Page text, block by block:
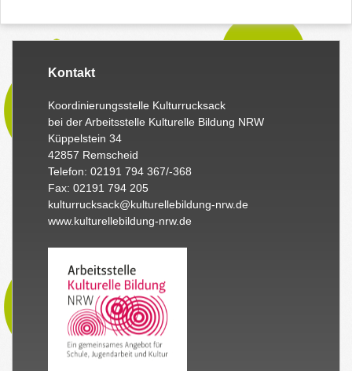
Kontakt
Koordinierungsstelle Kulturrucksack
bei der Arbeitsstelle Kulturelle Bildung NRW
Küppelstein 34
42857 Remscheid
Telefon: 02191 794 367/-368
Fax: 02191 794 205
kulturrucksack@kulturellebildung-nrw.de
www.kulturellebildung-nrw.de